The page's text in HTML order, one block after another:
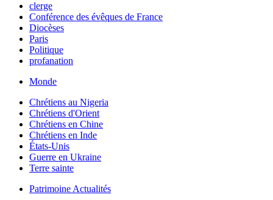
clerge
Conférence des évêques de France
Diocèses
Paris
Politique
profanation
Monde
Chrétiens au Nigeria
Chrétiens d'Orient
Chrétiens en Chine
Chrétiens en Inde
États-Unis
Guerre en Ukraine
Terre sainte
Patrimoine Actualités